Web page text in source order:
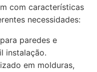
com características
necessidades:
paredes e
instalação.
em molduras,